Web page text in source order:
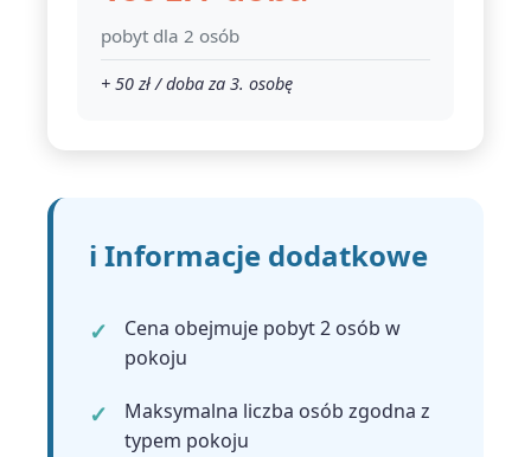
pobyt dla 2 osób
+ 50 zł / doba za 3. osobę
ℹ️ Informacje dodatkowe
Cena obejmuje pobyt 2 osób w
pokoju
Maksymalna liczba osób zgodna z
typem pokoju